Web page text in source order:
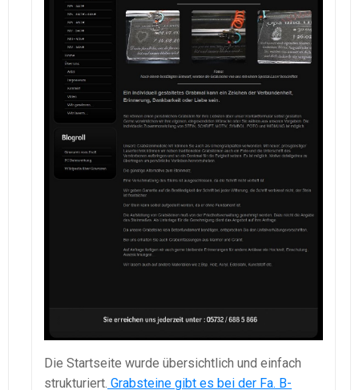
Die Startseite wurde übersichtlich und einfach
strukturiert. Grabsteine gibt es bei der Fa. B-